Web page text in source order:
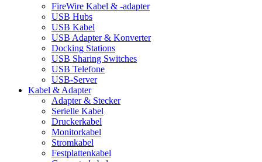
FireWire Kabel & -adapter
USB Hubs
USB Kabel
USB Adapter & Konverter
Docking Stations
USB Sharing Switches
USB Telefone
USB-Server
Kabel & Adapter
Adapter & Stecker
Serielle Kabel
Druckerkabel
Monitorkabel
Stromkabel
Festplattenkabel